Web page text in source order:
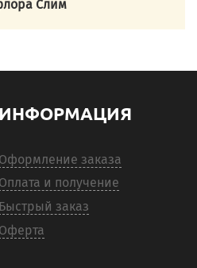
Слим
ИНФОРМАЦИЯ
Оформление заказа
Оплата и получение
Быстрый заказ
Оферта